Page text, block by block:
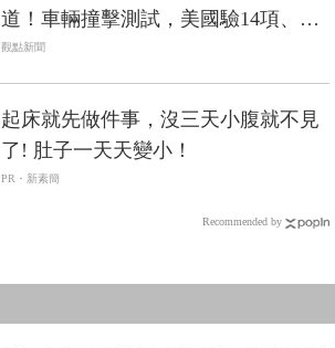
道！車輛撞擊測試，美國驗14項、中
國6項，台灣只有2項
觀點新聞
起床就先做件事，沒三天小腹就不見
了! 肚子一天天變小！
PR・新素簡
Recommended by